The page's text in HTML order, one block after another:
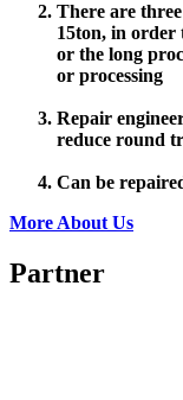
There are
15ton, in order
or the long
or processing
Repair
reduce round
Can be
More About Us
Partner